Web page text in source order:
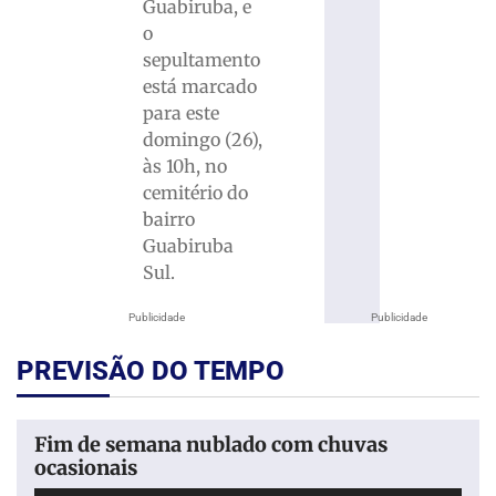
Publicidade
Guabiruba, e
o
sepultamento
está marcado
para este
domingo (26),
às 10h, no
cemitério do
bairro
Guabiruba
Sul.
Publicidade
PREVISÃO DO TEMPO
Fim de semana nublado com chuvas
ocasionais